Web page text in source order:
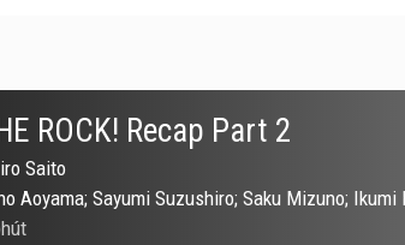
ROCK! Recap Part 2
Saito
Aoyama; Sayumi Suzushiro; Saku Mizuno; Ikumi